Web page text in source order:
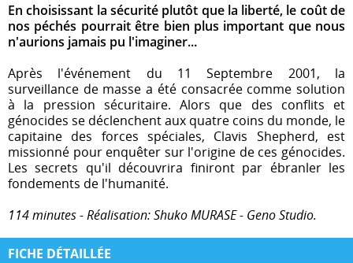
En choisissant la sécurité plutôt que la liberté, le coût de
nos péchés pourrait être bien plus important que nous
n'aurions jamais pu l'imaginer...
Après l'événement du 11 Septembre 2001, la
surveillance de masse a été consacrée comme solution
à la pression sécuritaire. Alors que des conflits et
génocides se déclenchent aux quatre coins du monde, le
capitaine des forces spéciales, Clavis Shepherd, est
missionné pour enquêter sur l'origine de ces génocides.
Les secrets qu'il découvrira finiront par ébranler les
fondements de l'humanité.
114 minutes - Réalisation: Shuko MURASE - Geno Studio.
FICHE DÉTAILLÉE